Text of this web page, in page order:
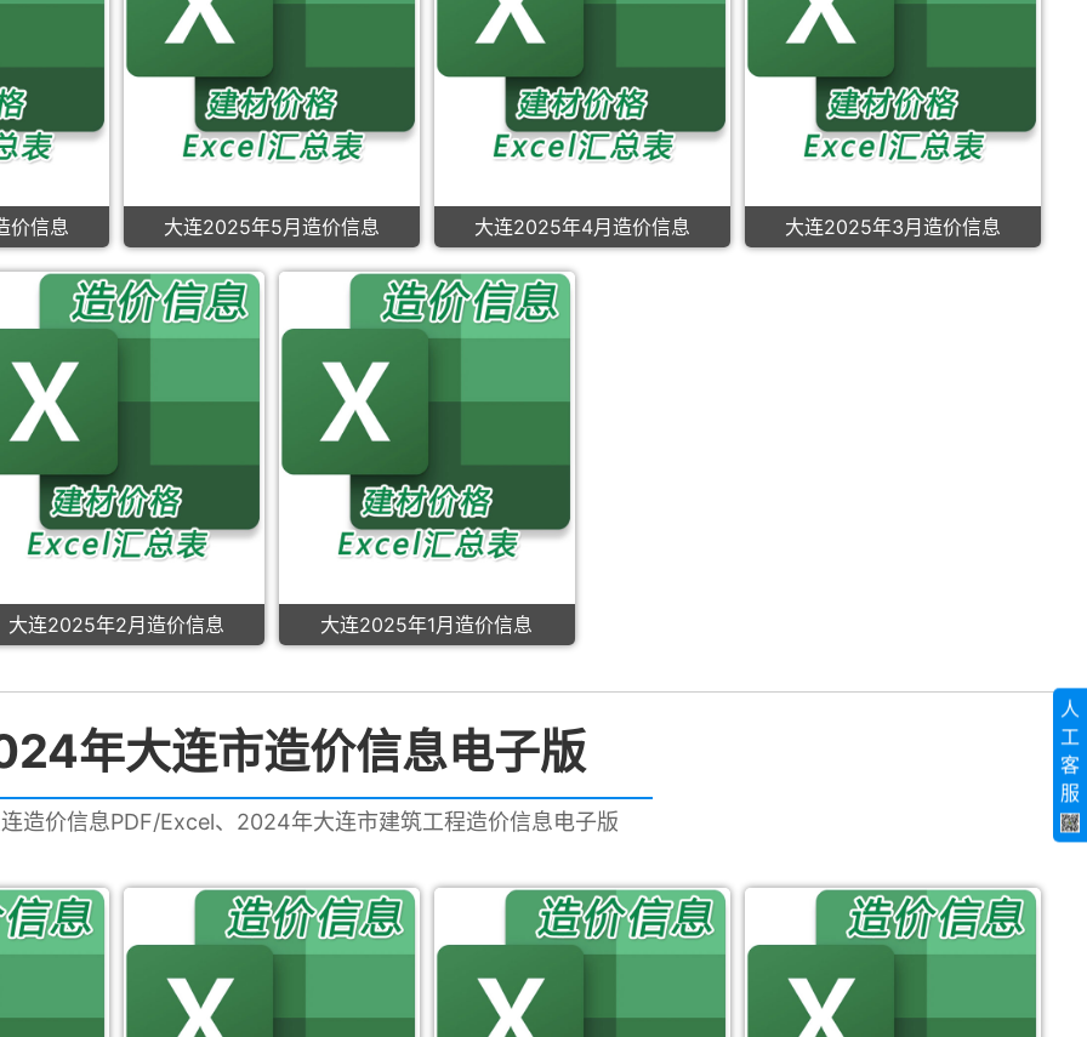
价信息 大连2025年5月造价信息 大连2025年4月造价信息 大连2025年3月造价信息
大连2025年2月造价信息 大连2025年1月造价信息
年大连市造价信息电子版
造价信息PDF/Excel、2024年大连市建筑工程造价信息电子版
人
工
客
服